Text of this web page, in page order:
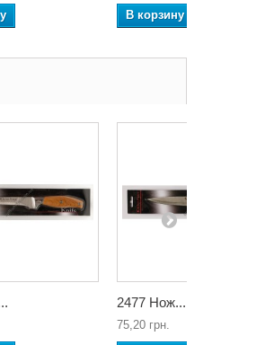
В корзину
2477 Нож...
75,20 грн.